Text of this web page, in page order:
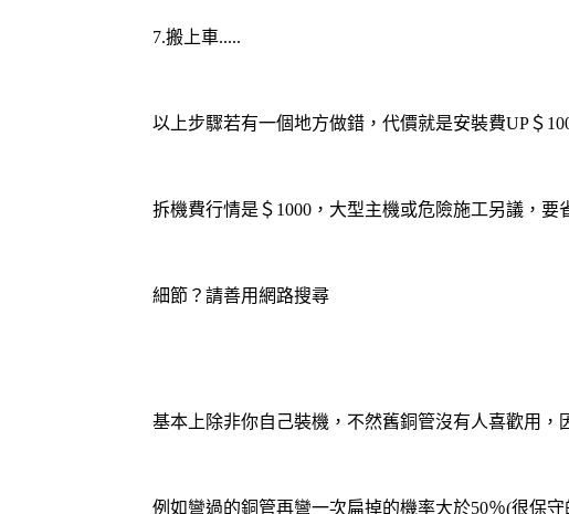
7.搬上車.....
以上步驟若有一個地方做錯，代價就是安裝費UP＄
拆機費行情是＄1000，大型主機或危險施工另議，要
細節？請善用網路搜尋
基本上除非你自己裝機，不然舊銅管沒有人喜歡用，
例如彎過的銅管再彎一次扁掉的機率大於50％(很保